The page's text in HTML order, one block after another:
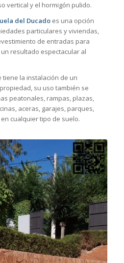
vertical y el hormigón pulido.
del Ducadoes una opción
particulares y viviendas,
de entradas para
resultado espectacular al
la instalación de un
su uso también se
peatonales, rampas, plazas,
aceras, garajes, parques,
cualquier tipo de suelo.